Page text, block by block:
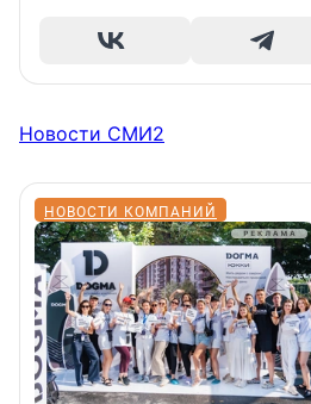
Новости СМИ2
НОВОСТИ КОМПАНИЙ